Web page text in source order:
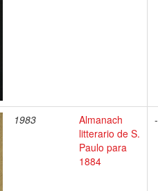
1983
Almanach
litterario de S.
Paulo para
1884
-